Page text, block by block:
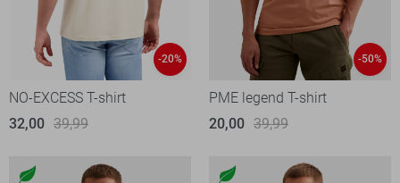
-20%
NO-EXCESS T-shirt
32,00 39,99
-50%
PME legend T-shirt
20,00 39,99